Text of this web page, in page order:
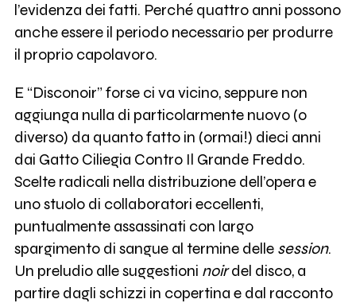
l’evidenza dei fatti. Perché quattro anni possono
anche essere il periodo necessario per produrre
il proprio capolavoro.
E “Disconoir” forse ci va vicino, seppure non
aggiunga nulla di particolarmente nuovo (o
diverso) da quanto fatto in (ormai!) dieci anni
dai Gatto Ciliegia Contro Il Grande Freddo.
Scelte radicali nella distribuzione dell’opera e
uno stuolo di collaboratori eccellenti,
puntualmente assassinati con largo
spargimento di sangue al termine delle session.
Un preludio alle suggestioni noirdel disco, a
partire dagli schizzi in copertina e dal racconto